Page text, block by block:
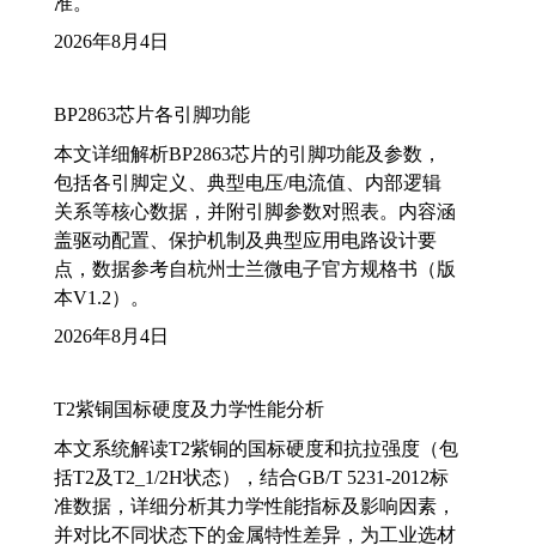
2026年8月4日
BP2863芯片各引脚功能
本文详细解析BP2863芯片的引脚功能及参数，
包括各引脚定义、典型电压/电流值、内部逻辑
关系等核心数据，并附引脚参数对照表。内容涵
盖驱动配置、保护机制及典型应用电路设计要
点，数据参考自杭州士兰微电子官方规格书（版
本V1.2）。
2026年8月4日
T2紫铜国标硬度及力学性能分析
本文系统解读T2紫铜的国标硬度和抗拉强度（包
括T2及T2_1/2H状态），结合GB/T 5231-2012标
准数据，详细分析其力学性能指标及影响因素，
并对比不同状态下的金属特性差异，为工业选材